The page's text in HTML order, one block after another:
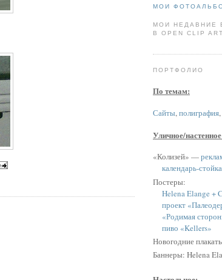
МОИ
МОИ НЕДАВНИЕ
В OPEN CLIP
ПОРТФОЛИО
По темам:
Сайты,полиграфия,
Уличное/
«Колизей» —
календарь-стойка
Постеры:
Helena Elange +
проект
«Родимая
пиво «Kellers»
Новогодние
Баннеры: Helena